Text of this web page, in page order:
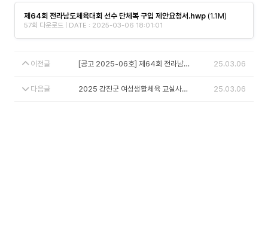
제64회 전라남도체육대회 선수 단체복 구입 제안요청서.hwp (1.1M)
57회 다운로드 | DATE : 2025-03-06 18:01:01
이전글 [공고 2025-06호] 제64회 전라남도체육대회 임원 단체복 구입 입찰 공고 25.03.06
다음글 2025 강진군 여성생활체육 교실사업 공모안내 25.03.06